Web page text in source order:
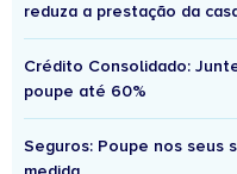
reduza a prestação da
Crédito Consolidado:
poupe até 60%
Seguros: Poupe nos seus